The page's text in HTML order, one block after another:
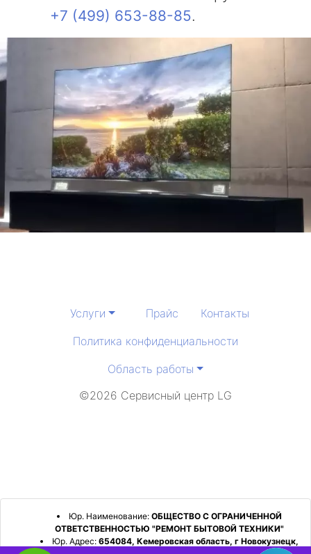
+7 (499) 653-88-85.
Услуги Прайс
Контакты
Политика конфиденциальности
Область работы
©2026 Сервисный центр LG
Юр. Наименование: ОБЩЕСТВО С ОГРАНИЧЕННОЙ
ОТВЕТСТВЕННОСТЬЮ "РЕМОНТ БЫТОВОЙ ТЕХНИКИ"
Юр. Адрес: 654084, Кемеровская область, г Новокузнецк,